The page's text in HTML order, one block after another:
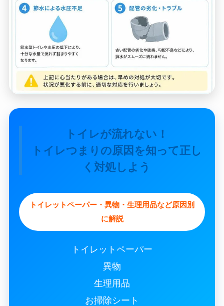
トイレが流れない！
トイレつまりの原因を知って正し
く対処しよう
トイレットペーパー・異物・生理用品など原因別
に解説
トイレットペーパー
異物
生理用品
お掃除シート